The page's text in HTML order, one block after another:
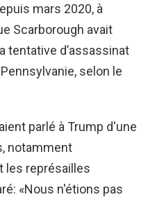
mars 2020, à
Scarborough avait
tentative d’assassinat
selon le
parlé à Trump d'une
notamment
les représailles
«Nous n'étions pas